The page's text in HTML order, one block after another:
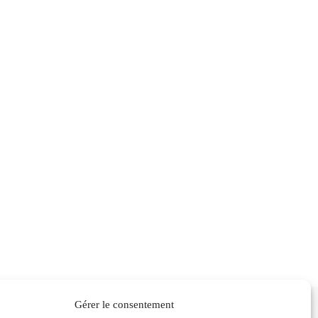
Gérer le consentement